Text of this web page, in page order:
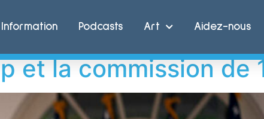
Information Podcasts Art Aidez-nous
et la commission de